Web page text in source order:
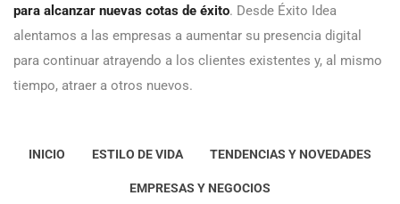
para alcanzar nuevas cotas de éxito. Desde Éxito Idea
alentamos a las empresas a aumentar su presencia digital
para continuar atrayendo a los clientes existentes y, al mismo
tiempo, atraer a otros nuevos.
INICIO ESTILO DE VIDA TENDENCIAS Y NOVEDADES
EMPRESAS Y NEGOCIOS